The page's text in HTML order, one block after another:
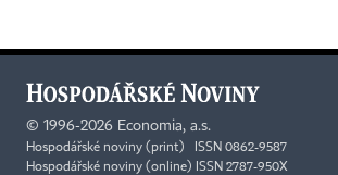
© 1996-2026 Economia, a.s.
Hospodářské noviny (print) ISSN 0862-9587
Hospodářské noviny (online) ISSN 2787-950X